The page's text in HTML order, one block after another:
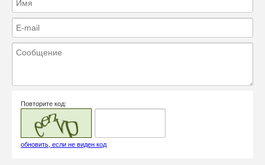
Повторите код:
обновить, если не виден код